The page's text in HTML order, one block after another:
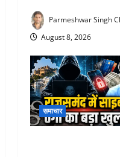
Parmeshwar Singh
August 8, 2026
समाचार